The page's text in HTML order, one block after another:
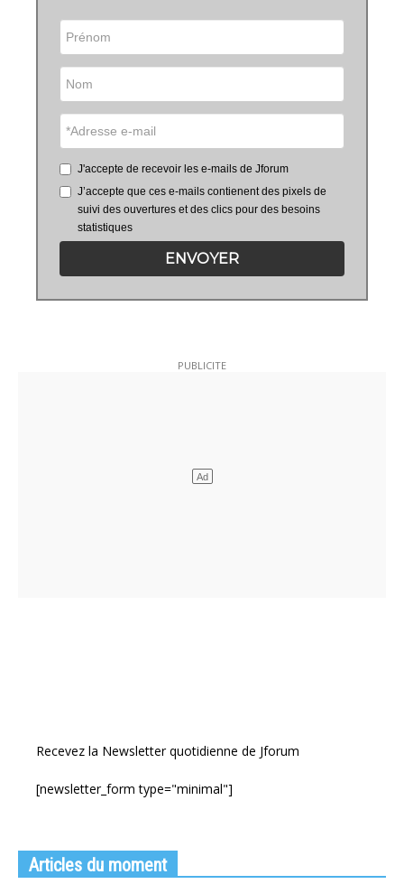
J'accepte de recevoir les e-mails de Jforum
J’accepte que ces e-mails contienent des pixels de
suivi des ouvertures et des clics pour des besoins
statistiques
ENVOYER
Recevez la Newsletter quotidienne de Jforum
[newsletter_form type="minimal"]
Articles du moment